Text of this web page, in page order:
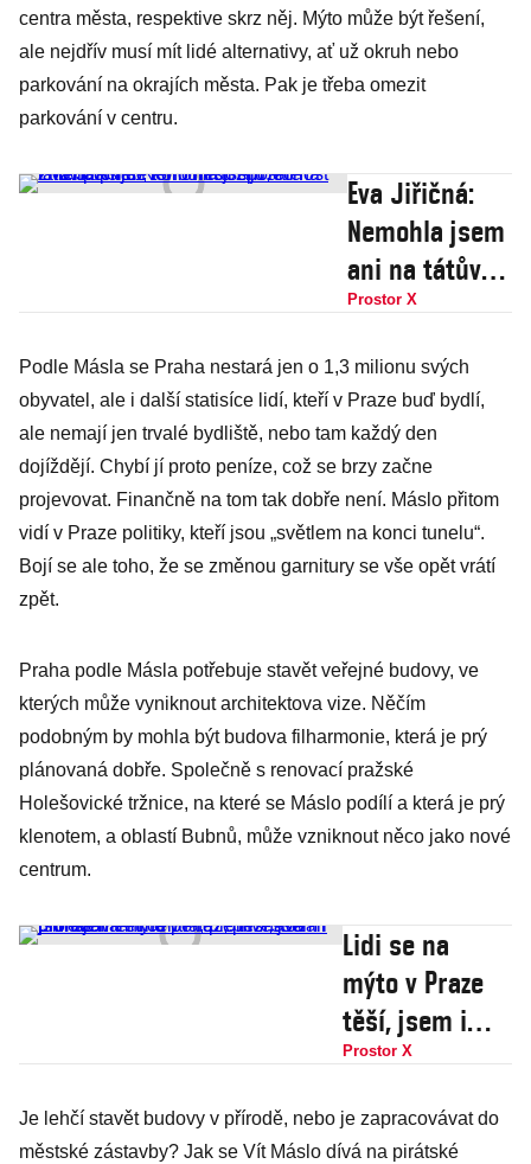
centra města, respektive skrz něj. Mýto může být řešení,
ale nejdřív musí mít lidé alternativy, ať už okruh nebo
parkování na okrajích města. Pak je třeba omezit
parkování v centru.
Eva Jiřičná:
Nemohla jsem
ani na tátův
pohřeb,
společnost
zničili. Asi se
toho nedožiju,
ale změna
přijde
Prostor X
Podle Másla se Praha nestará jen o 1,3 milionu svých
obyvatel, ale i další statisíce lidí, kteří v Praze buď bydlí,
ale nemají jen trvalé bydliště, nebo tam každý den
dojíždějí. Chybí jí proto peníze, což se brzy začne
projevovat. Finančně na tom tak dobře není. Máslo přitom
vidí v Praze politiky, kteří jsou „světlem na konci tunelu“.
Bojí se ale toho, že se změnou garnitury se vše opět vrátí
zpět.
Praha podle Másla potřebuje stavět veřejné budovy, ve
kterých může vyniknout architektova vize. Něčím
podobným by mohla být budova filharmonie, která je prý
plánovaná dobře. Společně s renovací pražské
Holešovické tržnice, na které se Máslo podílí a která je prý
klenotem, a oblastí Bubnů, může vzniknout něco jako nové
centrum.
Lidi se na
mýto v Praze
těší, jsem i
pro uzavření
proinvestovali
Prostor X
Je lehčí stavět budovy v přírodě, nebo je zapracovávat do
městské zástavby? Jak se Vít Máslo dívá na pirátské